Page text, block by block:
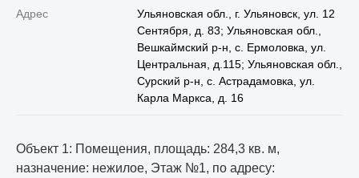
Адрес
Ульяновская обл., г. Ульяновск, ул. 12
Сентября, д. 83; Ульяновская обл.,
Вешкаймский р-н, с. Ермоловка, ул.
Центральная, д.115; Ульяновская обл.,
Сурский р-н, с. Астрадамовка, ул.
Карла Маркса, д. 16
Объект 1: Помещения, площадь: 284,3 кв. м,
назначение: нежилое, Этаж №1, по адресу: